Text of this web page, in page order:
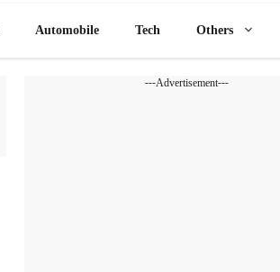
Automobile Tech Others
---Advertisement---